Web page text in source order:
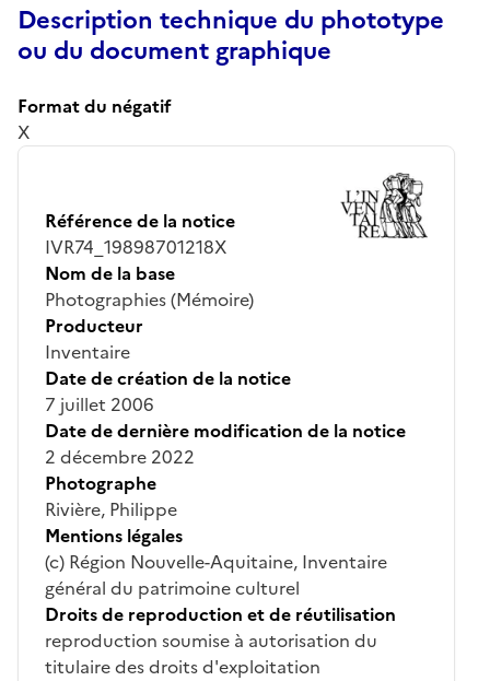
Description technique du phototype
ou du document graphique
Format du négatif
X
Référence de la notice
IVR74_19898701218X
Nom de la base
Photographies (Mémoire)
Producteur
Inventaire
Date de création de la notice
7 juillet 2006
Date de dernière modification de la notice
2 décembre 2022
Photographe
Rivière, Philippe
Mentions légales
(c) Région Nouvelle-Aquitaine, Inventaire
général du patrimoine culturel
Droits de reproduction et de réutilisation
reproduction soumise à autorisation du
titulaire des droits d'exploitation